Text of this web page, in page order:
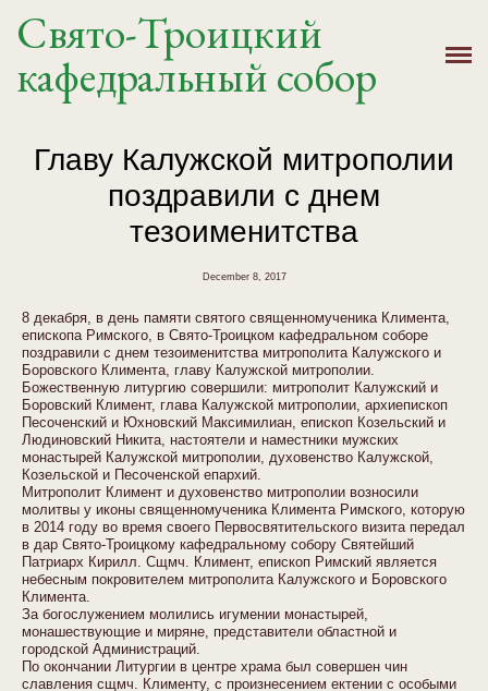
Главная
История
Расписание
Святыни
Контакты
Свято-Троицкий
кафедральный собор
Главу Калужской митрополии
поздравили с днем
тезоименитства
December 8, 2017
8 декабря, в день памяти святого священномученика Климента,
епископа Римского, в Свято-Троицком кафедральном соборе
поздравили с днем тезоименитства митрополита Калужского и
Боровского Климента, главу Калужской митрополии.
Божественную литургию совершили: митрополит Калужский и
Боровский Климент, глава Калужской митрополии, архиепископ
Песоченский и Юхновский Максимилиан, епископ Козельский и
Людиновский Никита, настоятели и наместники мужских
монастырей Калужской митрополии, духовенство Калужской,
Козельской и Песоченской епархий.
Митрополит Климент и духовенство митрополии возносили
молитвы у иконы священномученика Климента Римского, которую
в 2014 году во время своего Первосвятительского визита передал
в дар Свято-Троицкому кафедральному собору Святейший
Патриарх Кирилл. Сщмч. Климент, епископ Римский является
небесным покровителем митрополита Калужского и Боровского
Климента.
За богослужением молились игумении монастырей,
монашествующие и миряне, представители областной и
городской Администраций.
По окончании Литургии в центре храма был совершен чин
славления сщмч. Клименту, с произнесением ектении с особыми